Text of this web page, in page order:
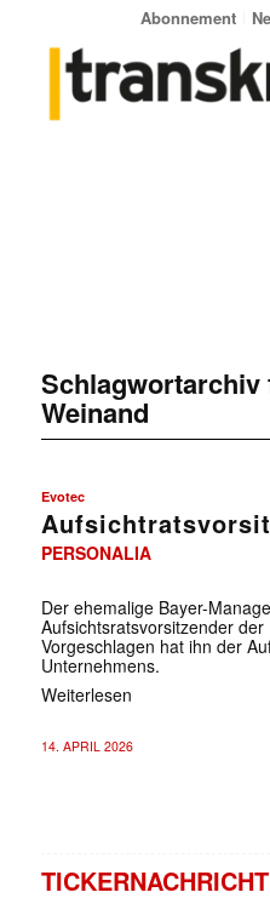
Abonnement
Schlagwortarchiv
Weinand
Evotec
PERSONALIA
Der ehemalige Bayer-
Aufsichtsratsvorsitzender der
Vorgeschlagen hat ihn der
Unternehmens.
Weiterlesen
14. APRIL 2026